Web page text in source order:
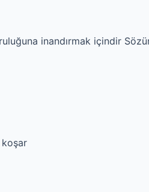
inandırmak içindir